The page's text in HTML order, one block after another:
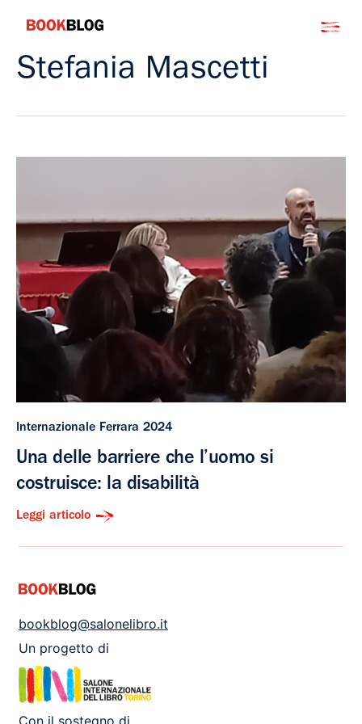
contenuto
Bookblog
Stefania Mascetti
Internazionale Ferrara 2024
Una delle barriere che l’uomo si
costruisce: la disabilità
Leggi articolo
bookblog@salonelibro.it
Un progetto di